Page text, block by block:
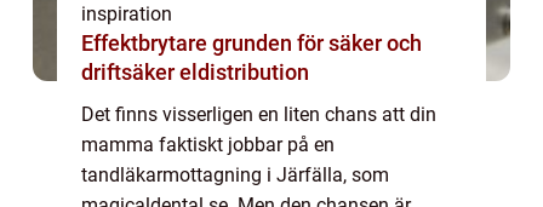
inspiration
Effektbrytare grunden för säker och
driftsäker eldistribution
Det finns visserligen en liten chans att din
mamma faktiskt jobbar på en
tandläkarmottagning i Järfälla, som